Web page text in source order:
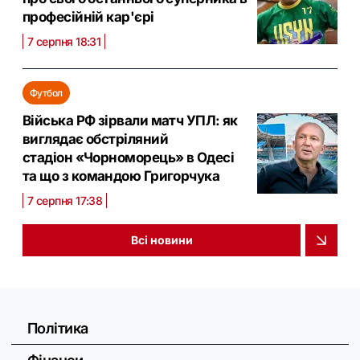
професійній кар'єрі
7 серпня 18:31
Футбол
Війська РФ зірвали матч УПЛ: як
виглядає обстріляний
стадіон «Чорноморець» в Одесі
та що з командою Григорчука
7 серпня 17:38
Всі новини
Політика